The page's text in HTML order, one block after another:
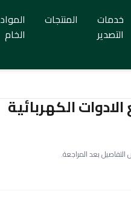
خدمات
التصدير
المنتجات
المواد
الخام
الكهربائية
التفاصيل بعد المراجعة.